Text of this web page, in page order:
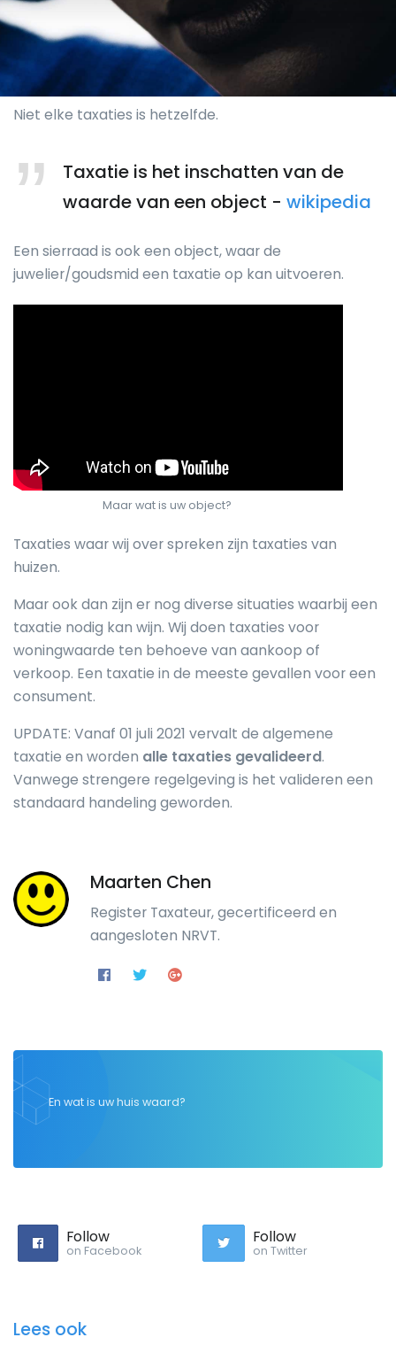
Niet elke taxaties is hetzelfde.
Taxatie is het inschatten van de
waarde van een object - wikipedia
Een sierraad is ook een object, waar de
juwelier/goudsmid een taxatie op kan uitvoeren.
Maar wat is uw object?
Taxaties waar wij over spreken zijn taxaties van
huizen.
Maar ook dan zijn er nog diverse situaties waarbij een
taxatie nodig kan wijn. Wij doen taxaties voor
woningwaarde ten behoeve van aankoop of
verkoop. Een taxatie in de meeste gevallen voor een
consument.
UPDATE: Vanaf 01 juli 2021 vervalt de algemene
taxatie en worden alle taxaties gevalideerd.
Vanwege strengere regelgeving is het valideren een
standaard handeling geworden.
Maarten Chen
Register Taxateur, gecertificeerd en
aangesloten NRVT.
En wat is uw huis waard?
Follow
on Facebook
Follow
on Twitter
Lees ook